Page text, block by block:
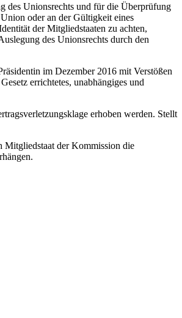
des Unionsrechts und für die Überprüfung
oder an der Gültigkeit eines
der Mitgliedstaaten zu achten,
des Unionsrechts durch den
im Dezember 2016 mit Verstößen
errichtetes, unabhängiges und
erhoben werden. Stellt
Mitgliedstaat der Kommission die